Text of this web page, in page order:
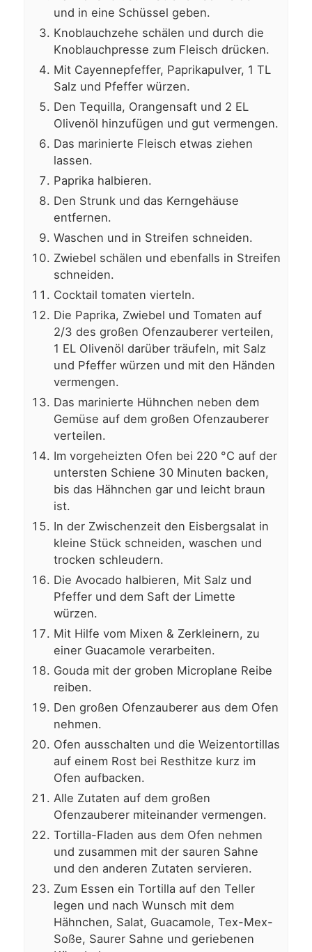
und in eine Schüssel geben.
Knoblauchzehe schälen und durch die
Knoblauchpresse zum Fleisch drücken.
Mit Cayennepfeffer, Paprikapulver, 1 TL
Salz und Pfeffer würzen.
Den Tequilla, Orangensaft und 2 EL
Olivenöl hinzufügen und gut vermengen.
Das marinierte Fleisch etwas ziehen
lassen.
Paprika halbieren.
Den Strunk und das Kerngehäuse
entfernen.
Waschen und in Streifen schneiden.
Zwiebel schälen und ebenfalls in Streifen
schneiden.
Cocktail tomaten vierteln.
Die Paprika, Zwiebel und Tomaten auf
2/3 des großen Ofenzauberer verteilen,
1 EL Olivenöl darüber träufeln, mit Salz
und Pfeffer würzen und mit den Händen
vermengen.
Das marinierte Hühnchen neben dem
Gemüse auf dem großen Ofenzauberer
verteilen.
Im vorgeheizten Ofen bei 220 °C auf der
untersten Schiene 30 Minuten backen,
bis das Hähnchen gar und leicht braun
ist.
In der Zwischenzeit den Eisbergsalat in
kleine Stück schneiden, waschen und
trocken schleudern.
Die Avocado halbieren, Mit Salz und
Pfeffer und dem Saft der Limette
würzen.
Mit Hilfe vom Mixen & Zerkleinern, zu
einer Guacamole verarbeiten.
Gouda mit der groben Microplane Reibe
reiben.
Den großen Ofenzauberer aus dem Ofen
nehmen.
Ofen ausschalten und die Weizentortillas
auf einem Rost bei Resthitze kurz im
Ofen aufbacken.
Alle Zutaten auf dem großen
Ofenzauberer miteinander vermengen.
Tortilla-Fladen aus dem Ofen nehmen
und zusammen mit der sauren Sahne
und den anderen Zutaten servieren.
Zum Essen ein Tortilla auf den Teller
legen und nach Wunsch mit dem
Hähnchen, Salat, Guacamole, Tex-Mex-
Soße, Saurer Sahne und geriebenen